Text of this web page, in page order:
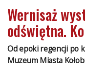
Wernisaż
odświętna.
Od epoki regencji po
Muzeum Miasta